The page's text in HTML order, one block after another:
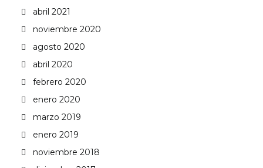
abril 2021
noviembre 2020
agosto 2020
abril 2020
febrero 2020
enero 2020
marzo 2019
enero 2019
noviembre 2018